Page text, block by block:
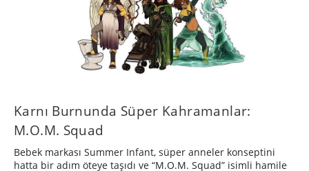
Karnı Burnunda Süper Kahramanlar:
M.O.M. Squad
Bebek markası Summer Infant, süper anneler konseptini
hatta bir adım öteye taşıdı ve “M.O.M. Squad” isimli hamile